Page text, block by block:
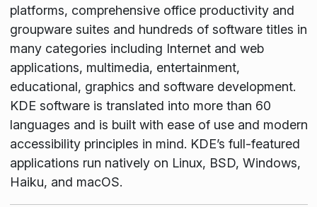
platforms, comprehensive office productivity and
groupware suites and hundreds of software titles in
many categories including Internet and web
applications, multimedia, entertainment,
educational, graphics and software development.
KDE software is translated into more than 60
languages and is built with ease of use and modern
accessibility principles in mind. KDE’s full-featured
applications run natively on Linux, BSD, Windows,
Haiku, and macOS.